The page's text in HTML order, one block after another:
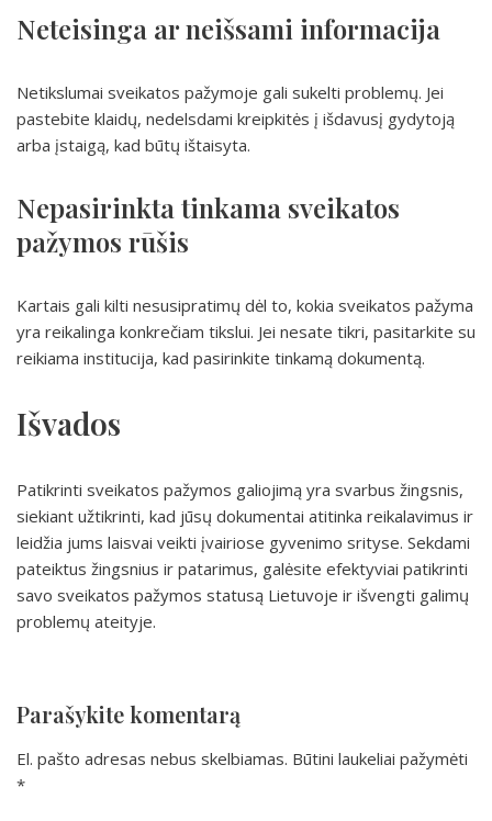
Neteisinga ar neišsami informacija
Netikslumai sveikatos pažymoje gali sukelti problemų. Jei
pastebite klaidų, nedelsdami kreipkitės į išdavusį gydytoją
arba įstaigą, kad būtų ištaisyta.
Nepasirinkta tinkama sveikatos
pažymos rūšis
Kartais gali kilti nesusipratimų dėl to, kokia sveikatos pažyma
yra reikalinga konkrečiam tikslui. Jei nesate tikri, pasitarkite su
reikiama institucija, kad pasirinkite tinkamą dokumentą.
Išvados
Patikrinti sveikatos pažymos galiojimą yra svarbus žingsnis,
siekiant užtikrinti, kad jūsų dokumentai atitinka reikalavimus ir
leidžia jums laisvai veikti įvairiose gyvenimo srityse. Sekdami
pateiktus žingsnius ir patarimus, galėsite efektyviai patikrinti
savo sveikatos pažymos statusą Lietuvoje ir išvengti galimų
problemų ateityje.
Parašykite komentarą
El. pašto adresas nebus skelbiamas. Būtini laukeliai pažymėti
*